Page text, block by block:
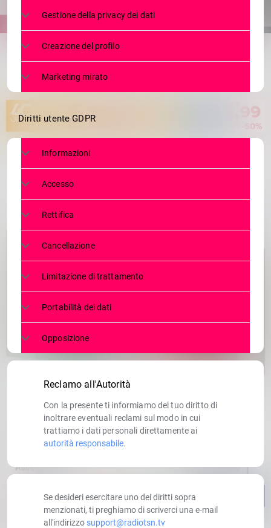
share
email
Gestione della privacy dei dati
Creazione del profilo
Marketing mirato
Diritti utente GDPR
Informazioni
Accesso
Rettifica
Cancellazione
Limitazione di trattamento
Portabilità dei dati
Opposizione
Reclamo all'Autorità
Con la presente ti informiamo del tuo diritto di
inoltrare eventuali reclami sul modo in cui
trattiamo i dati personali direttamente ai
autorità responsabile.
Se desideri esercitare uno dei diritti sopra
menzionati, ti preghiamo di scriverci una e-mail
all'indirizzo support@radiotsn.tv